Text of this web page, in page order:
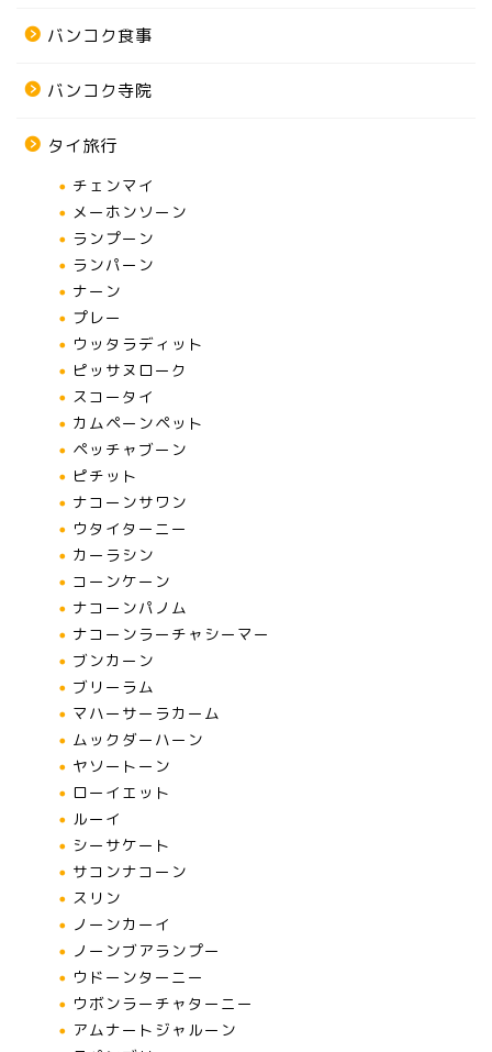
バンコク食事
バンコク寺院
タイ旅行
チェンマイ
メーホンソーン
ランプーン
ランパーン
ナーン
プレー
ウッタラディット
ピッサヌローク
スコータイ
カムペーンペット
ペッチャブーン
ピチット
ナコーンサワン
ウタイターニー
カーラシン
コーンケーン
ナコーンパノム
ナコーンラーチャシーマー
ブンカーン
ブリーラム
マハーサーラカーム
ムックダーハーン
ヤソートーン
ローイエット
ルーイ
シーサケート
サコンナコーン
スリン
ノーンカーイ
ノーンブアランプー
ウドーンターニー
ウボンラーチャターニー
アムナートジャルーン